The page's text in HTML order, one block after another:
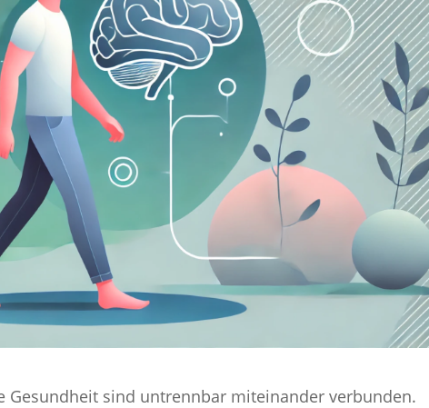
Gesundheit sind untrennbar miteinander verbunden.